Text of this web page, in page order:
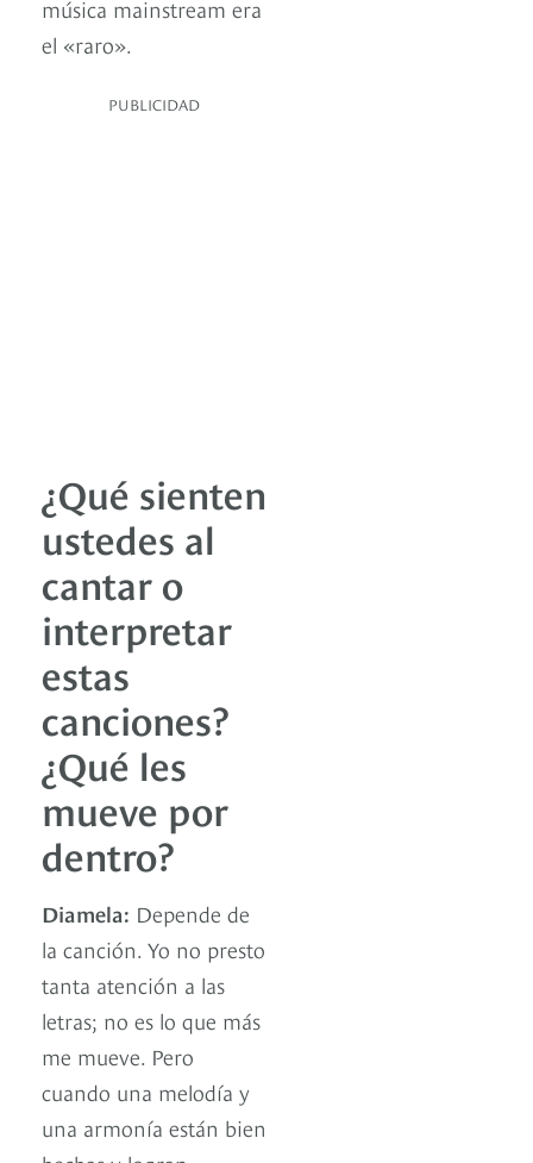
música mainstream era
el «raro».
PUBLICIDAD
¿Qué sienten
ustedes al
cantar o
interpretar
estas
canciones?
¿Qué les
mueve por
dentro?
Diamela: Depende de
la canción. Yo no presto
tanta atención a las
letras; no es lo que más
me mueve. Pero
cuando una melodía y
una armonía están bien